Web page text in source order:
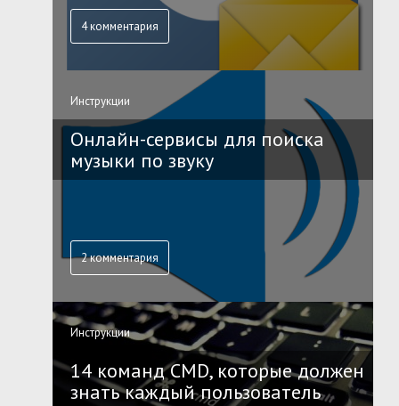
4 комментария
Инструкции
Онлайн-сервисы для поиска
музыки по звуку
2 комментария
Инструкции
14 команд CMD, которые должен
знать каждый пользователь